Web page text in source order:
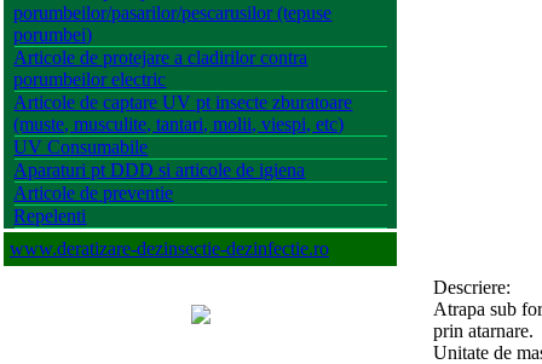
porumbeilor/pasarilor/pescarusilor (tepuse
porumbei)
Articole de protejare a cladirilor contra
porumbeilor electric
Articole de captare UV pt insecte zburatoare
(muste, musculite, tantari, molii, viespi, etc)
UV Consumabile
Aparaturi pt DDD si articole de igiena
Articole de preventie
Repelenti
www.deratizare-dezinsectie-dezinfectie.ro
Descriere:
Atrapa sub
prin atarnare.
Unitate de